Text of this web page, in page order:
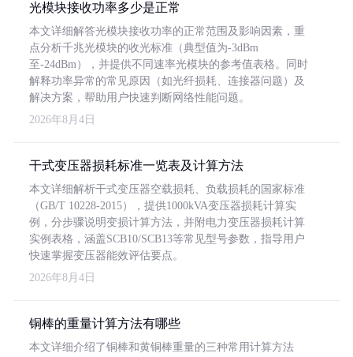
光模块接收功率多少是正常
本文详细解答光模块接收功率的正常范围及影响因素，重
点分析千兆光模块的收光标准（典型值为-3dBm
至-24dBm），并提供不同速率光模块的参考值表格。同时
解释功率异常的常见原因（如光纤损耗、连接器问题）及
解决方案，帮助用户快速判断网络性能问题。
2026年8月4日
干式变压器损耗标准一览表及计算方法
本文详细解析干式变压器空载损耗、负载损耗的国家标准
（GB/T 10228-2015），提供1000kVA变压器损耗计算实
例，分步骤说明变损计算方法，并附电力变压器损耗计算
实例表格，涵盖SCB10/SCB13等常见型号参数，指导用户
快速掌握变压器能效评估要点。
2026年8月4日
铜棒的重量计算方法有哪些
本文详细介绍了铜棒和黄铜棒重量的三种常用计算方法